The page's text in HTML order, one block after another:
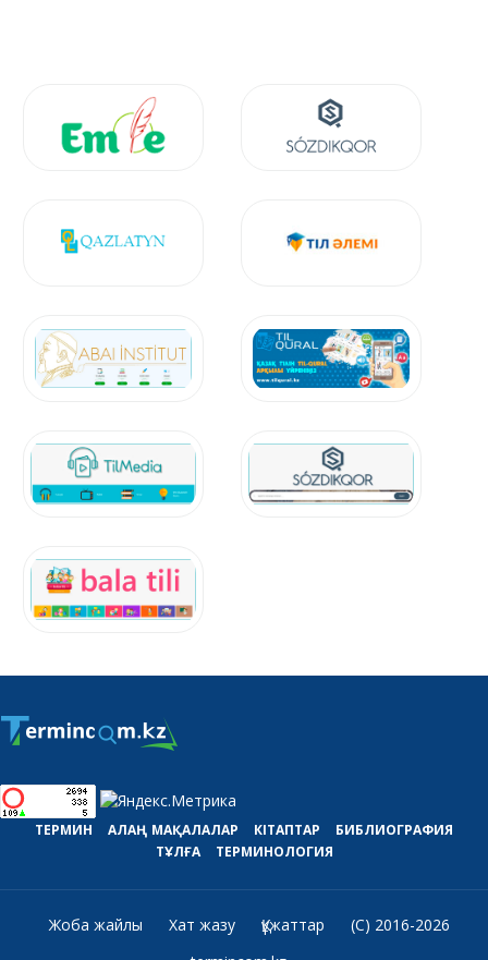
ТЕРМИН АЛАҢ МАҚАЛАЛАР КІТАПТАР
БИБЛИОГРАФИЯ
ТҰЛҒА
ТЕРМИНОЛОГИЯ
Жоба жайлы Хат жазу Құжаттар
(C) 2016-2026